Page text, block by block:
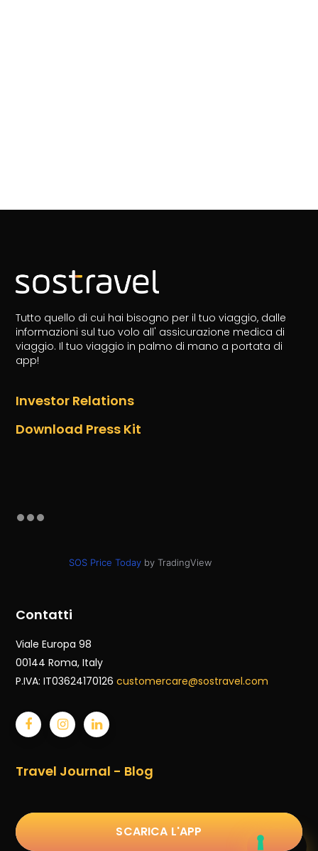
Tutto quello di cui hai bisogno per il tuo viaggio, dalle
informazioni sul tuo volo all' assicurazione medica di
viaggio. Il tuo viaggio in palmo di mano a portata di
app!
Investor Relations
Download Press Kit
SOS Price Todayby TradingView
Contatti
Viale Europa 98
00144 Roma, Italy
P.IVA: IT03624170126 customercare@sostravel.com
Travel Journal - Blog
SCARICA L'APP